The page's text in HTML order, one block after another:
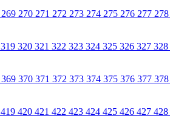
269 270 271 272 273 274 275 276 277 278
319 320 321 322 323 324 325 326 327 328
369 370 371 372 373 374 375 376 377 378
419 420 421 422 423 424 425 426 427 428